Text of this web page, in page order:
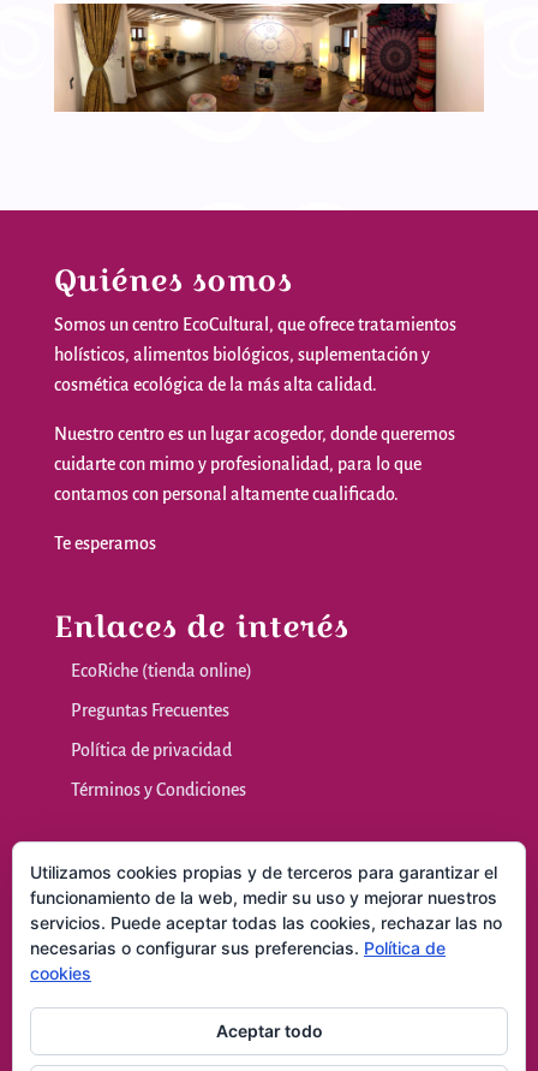
Quiénes somos
Somosuncentro EcoCultural , que ofrece tratamientos
holísticos, alimentos biológicos, suplementacióny
cosmética ecológica de la más alta calidad.
Nuestro centro es un lugar acogedor, donde queremos
cuidartecon mimoy profesionalidad, para loque
contamoscon personal altamente cualificado.
Te esperamos
Enlaces de interés
EcoRiche (tienda online)
Preguntas Frecuentes
Política de privacidad
Términos y Condiciones
Nuestras sala
Masajes y Técnicas Naturales
Consultas
Contacto
Utilizamos cookies propias y de terceros para garantizar el
funcionamiento de la web, medir su uso y mejorar nuestros
servicios. Puede aceptar todas las cookies, rechazar las no
necesarias o configurar sus preferencias. Política de
cookies
Aceptar todo